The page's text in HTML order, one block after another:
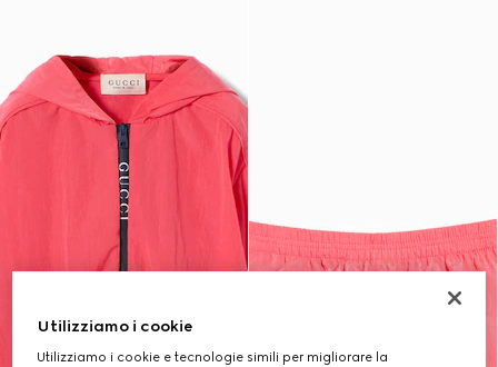
Utilizziamo i cookie
Utilizziamo i cookie e tecnologie simili per migliorare la